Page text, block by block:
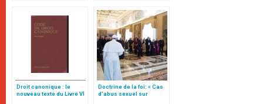
Droit canonique : le
nouveau texte du Livre VI
Doctrine de la foi: « Cas
d’abus sexuel sur